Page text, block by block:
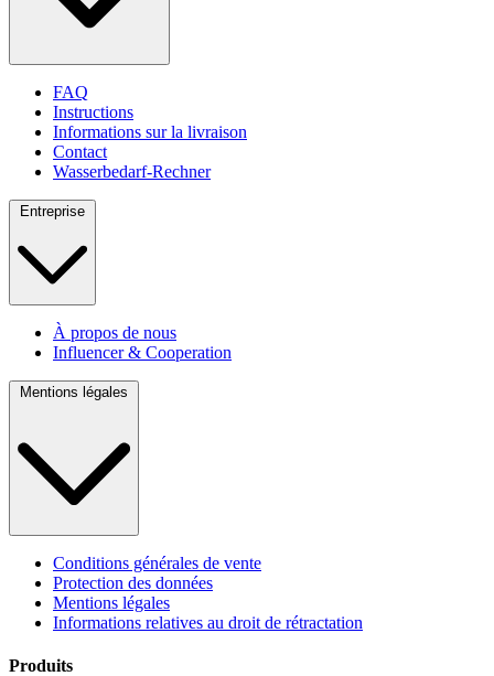
FAQ
Instructions
Informations sur la livraison
Contact
Wasserbedarf-Rechner
Entreprise
À propos de nous
Influencer & Cooperation
Mentions légales
Conditions générales de vente
Protection des données
Mentions légales
Informations relatives au droit de rétractation
Produits